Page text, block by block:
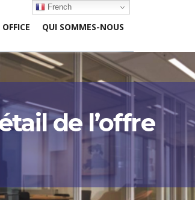
QUI SOMMES-NOUS
de l’offre
French